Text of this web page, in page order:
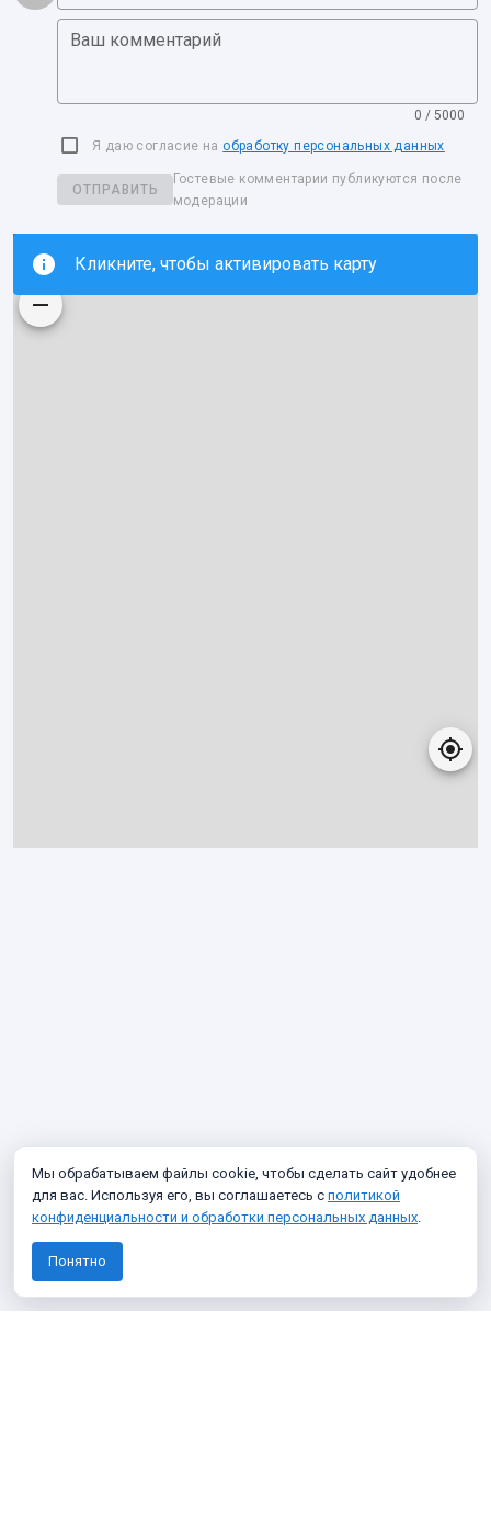
Ваш комментарий
0 / 5000
Я даю согласие на обработку персональных данных
ОТПРАВИТЬ
Гостевые комментарии публикуются после
модерации
Кликните, чтобы активировать карту
Мы обрабатываем файлы cookie, чтобы сделать сайт удобнее
для вас. Используя его, вы соглашаетесь с политикой
конфиденциальности и обработки персональных данных.
Понятно